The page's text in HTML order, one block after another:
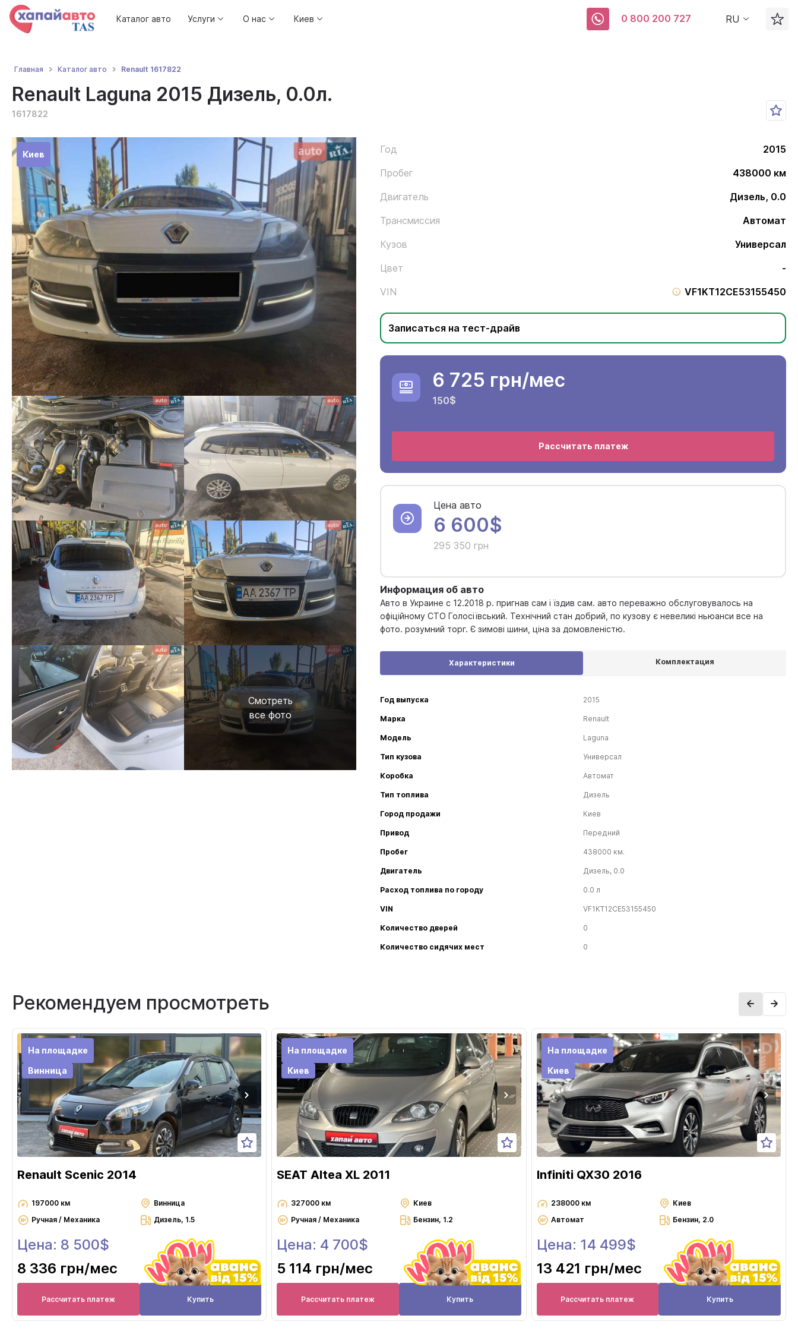
Каталог авто Услуги О нас Киев 0 800 200 727 RU
Главная Каталог авто Renault 1617822
Renault Laguna 2015 Дизель, 0.0л.
1617822
Киев
Смотреть
все фото
Год
2015
Пробег
438000 км
Двигатель
Дизель, 0.0
Трансмиссия
Автомат
Кузов
Универсал
Цвет
-
VIN
VF1KT12CE53155450
Записаться на тест-драйв
6 725 грн/мес
150$
Рассчитать платеж
Цена авто
6 600$
295 350 грн
Информация об авто
Авто в Украине с 12.2018 р. пригнав сам і їздив сам. авто переважно обслуговувалось на
офіційному СТО Голосіївський. Технічний стан добрий, по кузову є невеликі ньюанси все на
фото. розумний торг. Є зимові шини, ціна за домовленістю.
Характеристики Комплектация
Год выпуска 2015
Марка Renault
Модель Laguna
Тип кузова Универсал
Коробка Автомат
Тип топлива Дизель
Город продажи Киев
Привод Передний
Пробег 438000 км.
Двигатель Дизель, 0.0
Расход топлива по городу 0.0 л
VIN VF1KT12CE53155450
Количество дверей 0
Количество сидячих мест 0
Рекомендуем просмотреть
На площадке
Винница
Renault Scenic 2014
197000 км
Винница
Ручная / Механика
Дизель, 1.5
Цена: 8 500$
8 336 грн/мес
Рассчитать платеж Купить
На площадке
Киев
SEAT Altea XL 2011
327000 км
Киев
Ручная / Механика
Бензин, 1.2
Цена: 4 700$
5 114 грн/мес
Рассчитать платеж Купить
На площадке
Киев
Infiniti QX30 2016
238000 км
Киев
Автомат
Бензин, 2.0
Цена: 14 499$
13 421 грн/мес
Рассчитать платеж Купить